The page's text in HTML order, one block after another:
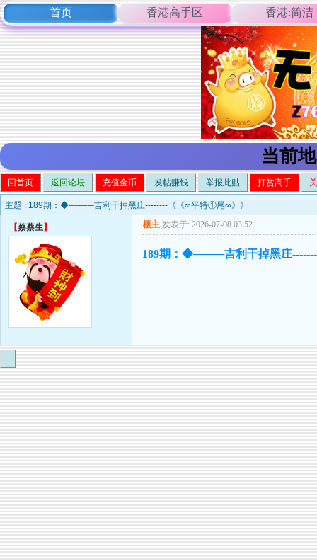
首页 香港高手区 香港:简洁
当前
回首页 返回论坛 充值金币 发帖赚钱 举报此贴 打赏高手
主题 : 189期：◆────吉利干掉黑庄--------《《∞平特①尾∞》》
【蔡蔡生】 楼主 发表于: 2026-07-08 03:52
189期：◆────吉利干掉黑庄